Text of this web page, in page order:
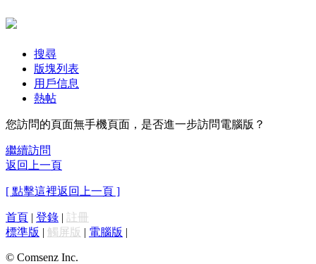
搜尋
版塊列表
用戶信息
熱帖
您訪問的頁面無手機頁面，是否進一步訪問電腦版？
繼續訪問
返回上一頁
[ 點擊這裡返回上一頁 ]
首頁 | 登錄 | 註冊
標準版 | 觸屏版 | 電腦版 |
© Comsenz Inc.